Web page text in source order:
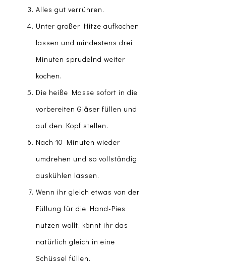
Alles gut verrühren.
Unter großer Hitze aufkochen
lassen und mindestens drei
Minuten sprudelnd weiter
kochen.
Die heiße Masse sofort in die
vorbereiten Gläser füllen und
auf den Kopf stellen.
Nach 10 Minuten wieder
umdrehen und so vollständig
auskühlen lassen.
Wenn ihr gleich etwas von der
Füllung für die Hand-Pies
nutzen wollt, könnt ihr das
natürlich gleich in eine
Schüssel füllen.